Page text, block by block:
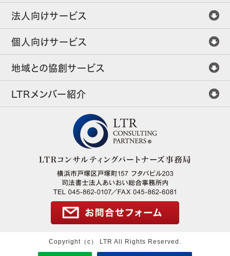
法人向けサービス
個人向けサービス
地域との協創サービス
LTRメンバー紹介
Copyright（c） LTR All Rights Reserved.